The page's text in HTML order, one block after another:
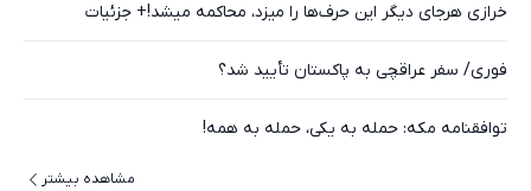
خرازی هرجای دیگر این حرف‌ها را میزد، محاکمه میشد!+ جزئیات
فوری/ سفر عراقچی به پاکستان تأیید شد؟
توافقنامه مکه: حمله به یکی، حمله به همه!
مشاهده بیشتر